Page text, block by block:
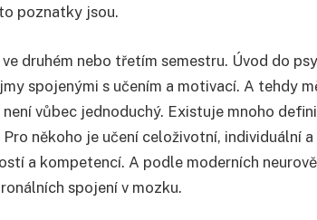
poznatky jsou.
druhém nebo třetím semestru. Úvod do
spojenými s učením a motivací. A tehdy
není vůbec jednoduchý. Existuje mnoho
Pro někoho je učení celoživotní, individuální
a kompetencí. A podle moderních
spojení v mozku.